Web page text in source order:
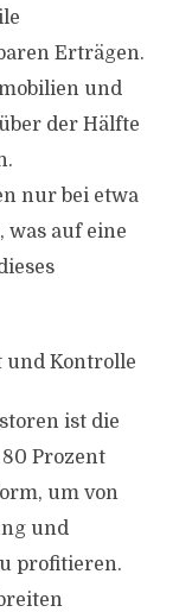
Erträgen.
und
der Hälfte
nur bei etwa
was auf eine
Kontrolle
ist die
Prozent
um von
und
profitieren.